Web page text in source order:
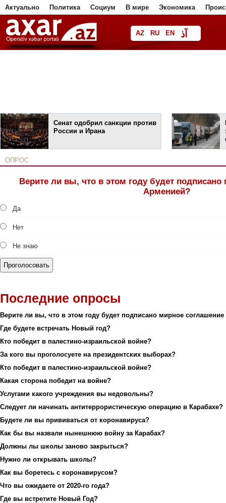
Актуально Политика Социум В мире Экономика
AZ RU EN آذ
فا
Сенат одобрил санкции против
России и Ирана
ОПРОС
Верите ли вы, что в этом году будет подписано
Арменией?
Да
Нет
Не знаю
Последние опросы
Верите ли вы, что в этом году будет подписано мирное
Где будете встречать Новый год?
Кто победит в палестино-израильской войне?
За кого вы проголосуете на президентских выборах?
Кто победит в палестино-израильской войне?
Какая сторона победит на войне?
Услугами какого учреждения вы недовольны?
Следует ли начинать антитеррористическую операцию в Карабахе?
Будете ли вы прививаться от коронавируса?
Как бы вы назвали нынешнюю войну за Карабах?
Должны лы школы заново закрыться?
Нужно ли открывать школы?
Как вы боретесь с коронавирусом?
Что вы ожидаете от 2020-го года?
Где вы встретите Новый Год?